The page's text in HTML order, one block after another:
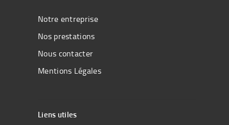
Notre entreprise
Nos prestations
Nous contacter
Mentions Légales
Liens utiles